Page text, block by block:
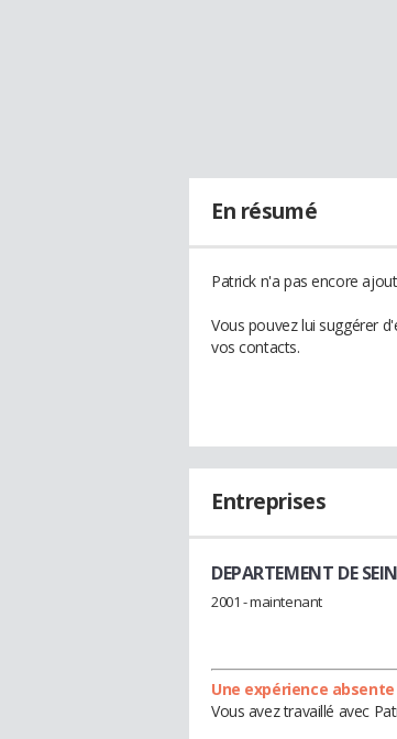
En résumé
Patrick n'a pas encore
Vous pouvez lui suggérer
vos contacts.
Entreprises
DEPARTEMENT DE
2001 - maintenant
Une expérience absente
Vous avez travaillé avec